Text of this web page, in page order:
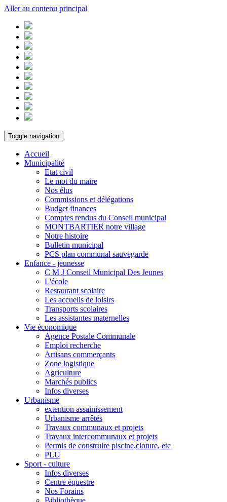
Aller au contenu principal
Toggle navigation
Accueil
Municipalité
Etat civil
Le mot du maire
Nos élus
Commissions et délégations
Budget finances
Comptes rendus du Conseil municipal
MONTBARTIER notre village
Notre histoire
Bulletin municipal
PCS plan communal sauvegarde
Enfance - jeunesse
C M J Conseil Municipal Des Jeunes
L'école
Restaurant scolaire
Les accueils de loisirs
Transports scolaires
Les assistantes maternelles
Vie économique
Agence Postale Communale
Emploi recherche
Artisans commerçants
Zone logistique
Agriculture
Marchés publics
Infos diverses
Urbanisme
extention assainissement
Urbanisme arrêtés
Travaux communaux et projets
Travaux intercommunaux et projets
Permis de construire piscine,cloture, etc
PLU
Sport - culture
Infos diverses
Centre équestre
Nos Forains
Bibliothèque